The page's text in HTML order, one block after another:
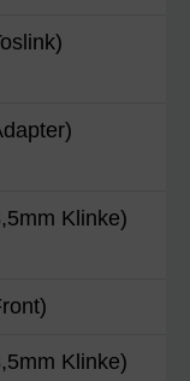
Klinke)
Klinke)